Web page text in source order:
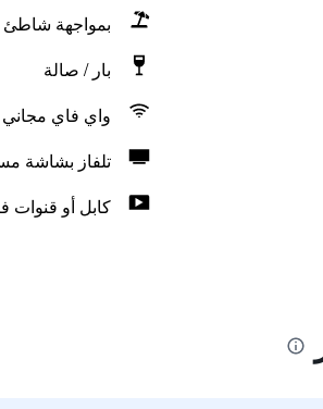
بمواجهة شاطئ
بار / صالة
واي فاي مجاني
تلفاز بشاشة
كابل أو قنوات